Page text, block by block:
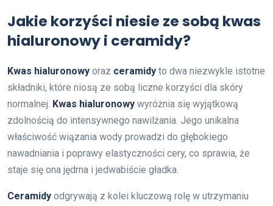
Jakie korzyści niesie ze sobą kwas
hialuronowy i ceramidy?
Kwas hialuronowy oraz ceramidy to dwa niezwykle istotne
składniki, które niosą ze sobą liczne korzyści dla skóry
normalnej. Kwas hialuronowy wyróżnia się wyjątkową
zdolnością do intensywnego nawilżania. Jego unikalna
właściwość wiązania wody prowadzi do głębokiego
nawadniania i poprawy elastyczności cery, co sprawia, że
staje się ona jędrna i jedwabiście gładka.
Ceramidy odgrywają z kolei kluczową rolę w utrzymaniu